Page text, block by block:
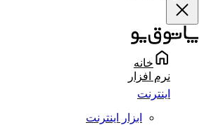
خانه
نرم افزار
اینترنت
ابزار اینترنت